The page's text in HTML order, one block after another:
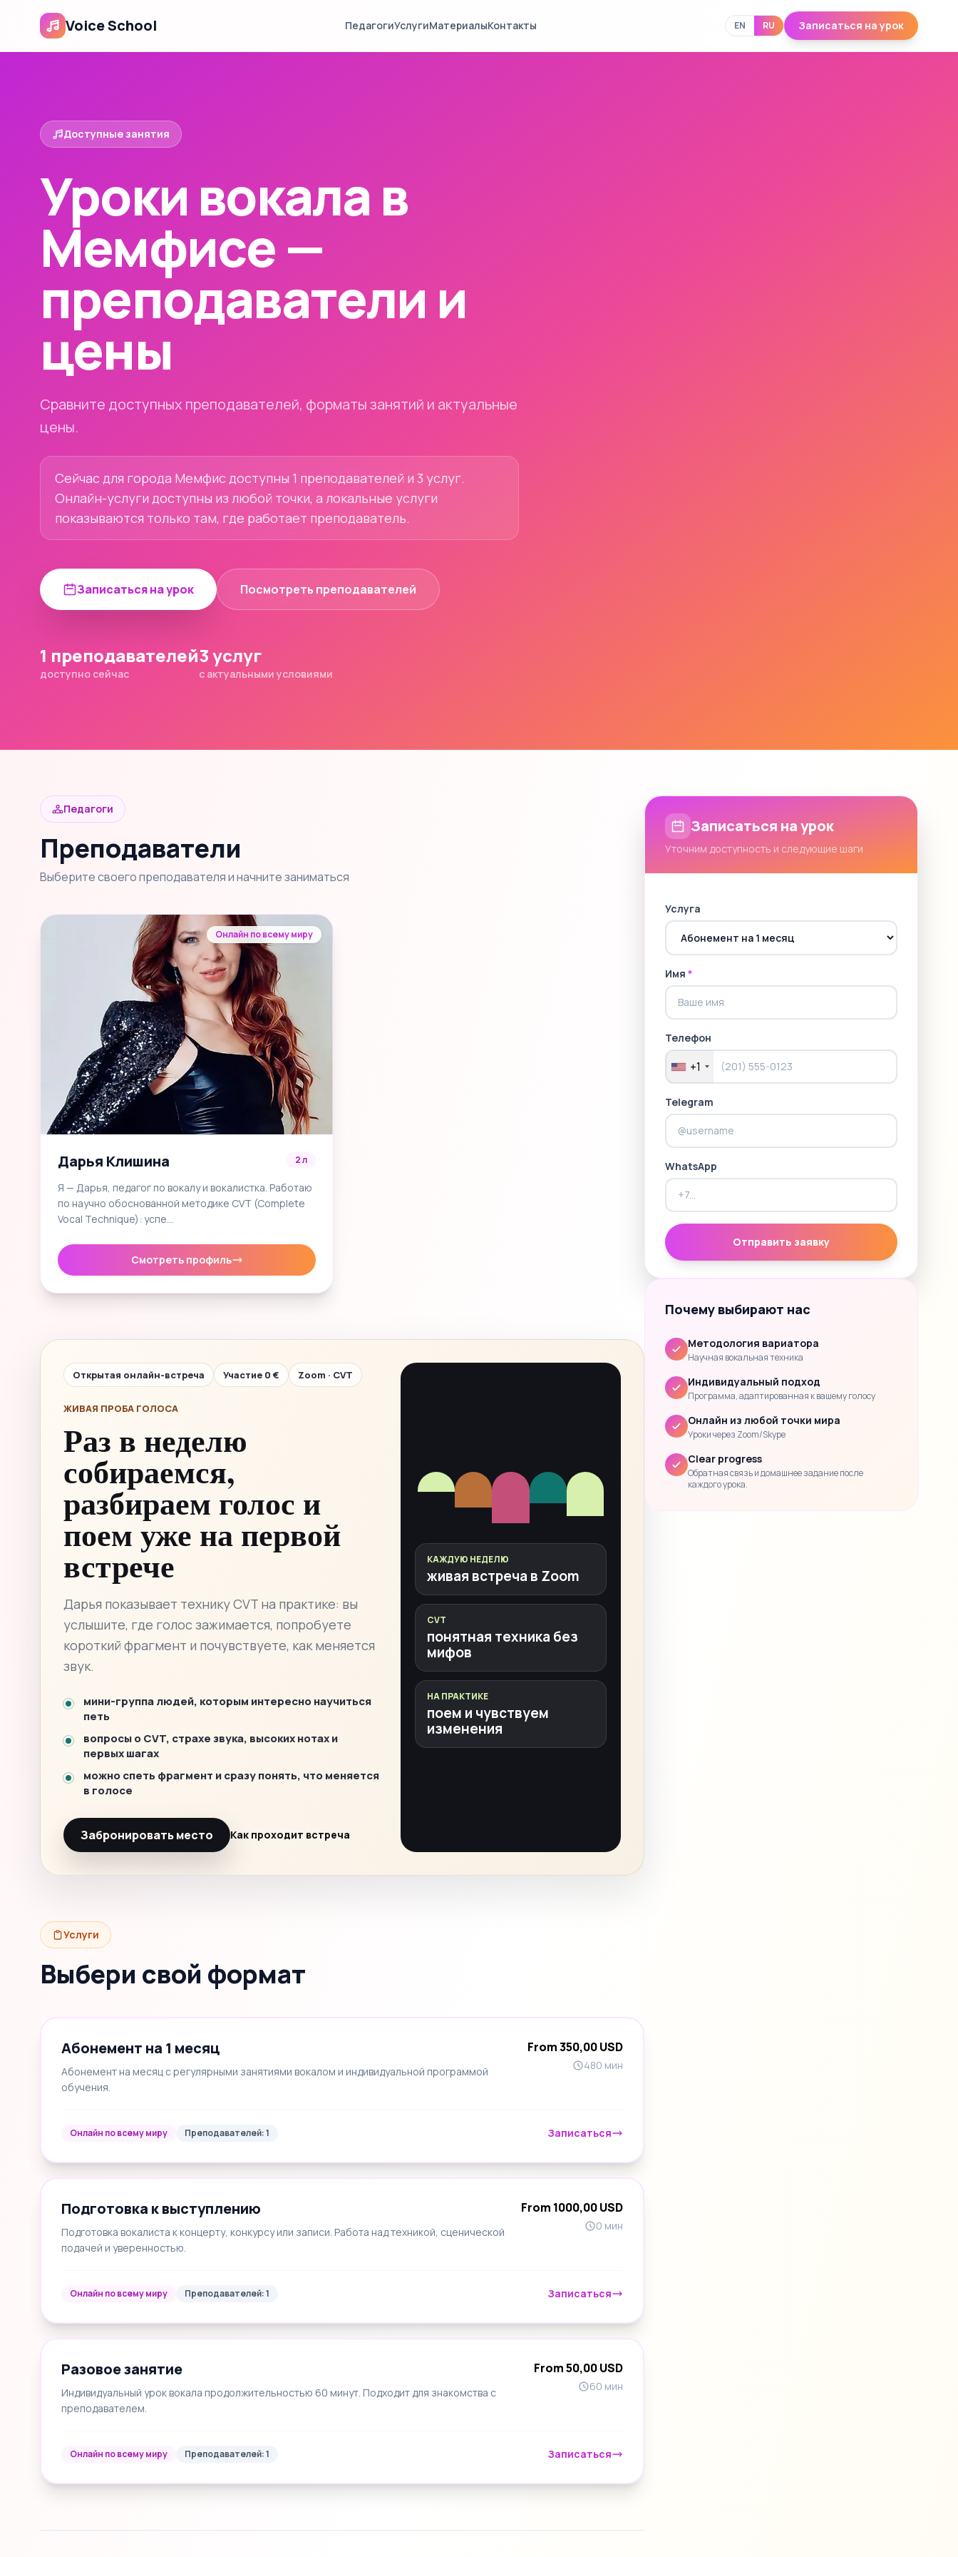
Voice School ПедагогиУслугиМатериалыКонтакты EN RU Записаться на урок
Доступные занятия
Уроки вокала в
Мемфисе —
преподаватели и
цены
Сравните доступных преподавателей, форматы занятий и актуальные
цены.
Сейчас для города Мемфис доступны 1 преподавателей и 3 услуг.
Онлайн-услуги доступны из любой точки, а локальные услуги
показываются только там, где работает преподаватель.
Записаться на урок Посмотреть преподавателей
1 преподавателей
доступно сейчас
3 услуг
с актуальными условиями
Педагоги
Преподаватели
Выберите своего преподавателя и начните заниматься
Онлайн по всему миру
Дарья Клишина 2 л
Я — Дарья, педагог по вокалу и вокалистка. Работаю
по научно обоснованной методике CVT (Complete
Vocal Technique): успе…
Смотреть профиль
Открытая онлайн-встреча Участие 0 € Zoom · CVT
ЖИВАЯ ПРОБА ГОЛОСА
Раз в неделю
собираемся,
разбираем голос и
поем уже на первой
встрече
Дарья показывает технику CVT на практике: вы
услышите, где голос зажимается, попробуете
короткий фрагмент и почувствуете, как меняется
звук.
мини-группа людей, которым интересно научиться
петь
вопросы о CVT, страхе звука, высоких нотах и
первых шагах
можно спеть фрагмент и сразу понять, что меняется
в голосе
Забронировать место Как проходит встреча
КАЖДУЮ НЕДЕЛЮ
живая встреча в Zoom
CVT
понятная техника без
мифов
НА ПРАКТИКЕ
поем и чувствуем
изменения
Услуги
Выбери свой формат
Абонемент на 1 месяц
Абонемент на месяц с регулярными занятиями вокалом и индивидуальной программой
обучения.
From 350,00 USD
480 мин
Онлайн по всему миру Преподавателей: 1 Записаться
Подготовка к выступлению
Подготовка вокалиста к концерту, конкурсу или записи. Работа над техникой, сценической
подачей и уверенностью.
From 1000,00 USD
0 мин
Онлайн по всему миру Преподавателей: 1 Записаться
Разовое занятие
Индивидуальный урок вокала продолжительностью 60 минут. Подходит для знакомства с
преподавателем.
From 50,00 USD
60 мин
Онлайн по всему миру Преподавателей: 1 Записаться
Записаться на урок
Уточним доступность и следующие шаги
Услуга
Имя *
Телефон
+1
Telegram
WhatsApp
Отправить заявку
Почему выбирают нас
Методология вариатора
Научная вокальная техника
Индивидуальный подход
Программа, адаптированная к вашему голосу
Онлайн из любой точки мира
Уроки через Zoom/Skype
Clear progress
Обратная связь и домашнее задание после
каждого урока.